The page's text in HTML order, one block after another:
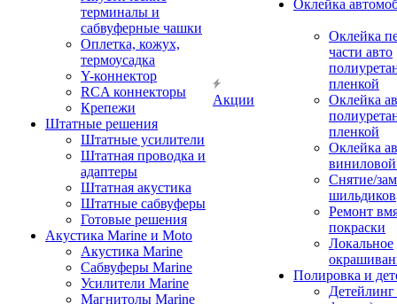
терминалы и
сабвуферные чашки
Оплетка, кожух,
термоусадка
Y-коннектор
RCA коннекторы
Крепежи
Штатные решения
Штатные усилители
Штатная проводка и
адаптеры
Штатная акустика
Штатные сабвуферы
Готовые решения
Акустика Marine и Moto
Акустика Marine
Сабвуферы Marine
Усилители Marine
Магнитолы Marine
Акции
Оклейка
Оклейка
части авто
пленкой
Оклейка
пленкой
Оклейка
Снятие/
шильдиков
Ремонт
покраски
Локальное
Полировка и